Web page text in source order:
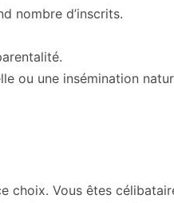
nombre d’inscrits.
ou une insémination
choix. Vous êtes